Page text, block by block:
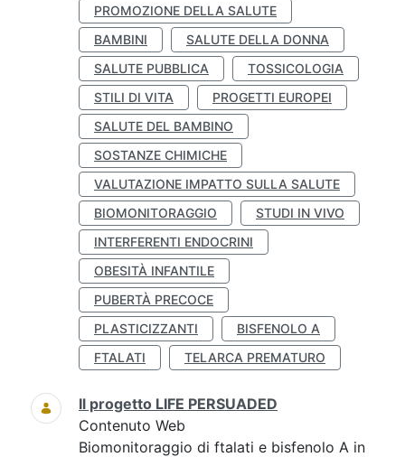
PROMOZIONE DELLA SALUTE
BAMBINI
SALUTE DELLA DONNA
SALUTE PUBBLICA
TOSSICOLOGIA
STILI DI VITA
PROGETTI EUROPEI
SALUTE DEL BAMBINO
SOSTANZE CHIMICHE
VALUTAZIONE IMPATTO SULLA SALUTE
BIOMONITORAGGIO
STUDI IN VIVO
INTERFERENTI ENDOCRINI
OBESITÀ INFANTILE
PUBERTÀ PRECOCE
PLASTICIZZANTI
BISFENOLO A
FTALATI
TELARCA PREMATURO
Il progetto LIFE PERSUADED
Contenuto Web
Biomonitoraggio di ftalati e bisfenolo A in